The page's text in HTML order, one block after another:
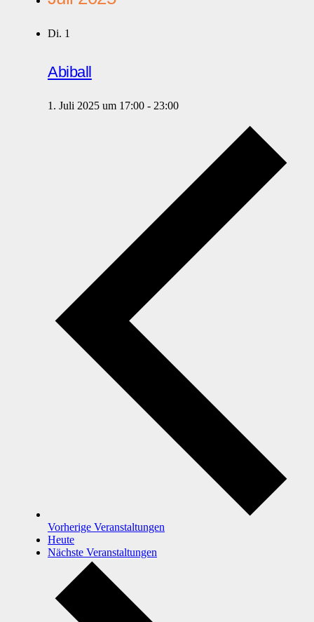
Di. 1
Abiball
1. Juli 2025 um 17:00 - 23:00
Vorherige Veranstaltungen
Heute
Nächste Veranstaltungen